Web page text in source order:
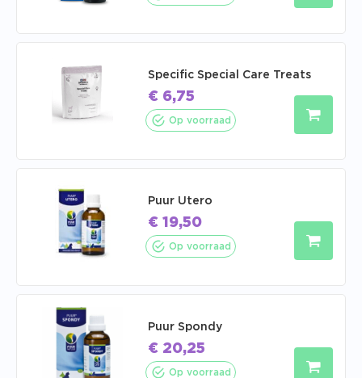
Specific Special Care Treats
€ 6,75
Op voorraad
Puur Utero
€ 19,50
Op voorraad
Puur Spondy
€ 20,25
Op voorraad